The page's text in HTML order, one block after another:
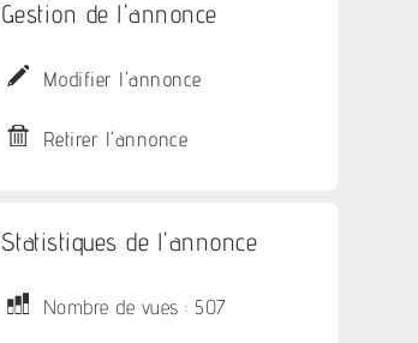
Gestion de l'annonce
Modifier l'annonce
Retirer l'annonce
Statistiques de l'annonce
Nombre de vues : 507